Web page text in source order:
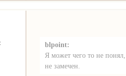
blpoint:
Я может чего то не
не замечен.